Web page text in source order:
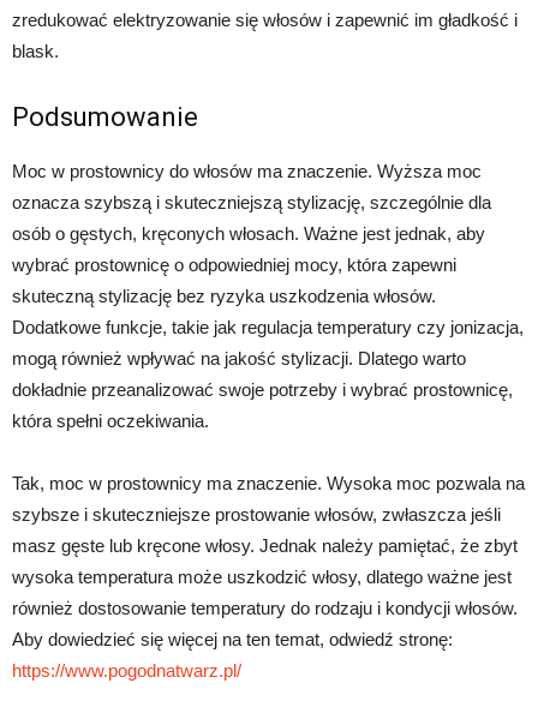
zredukować elektryzowanie się włosów i zapewnić im gładkość i
blask.
Podsumowanie
Moc w prostownicy do włosów ma znaczenie. Wyższa moc
oznacza szybszą i skuteczniejszą stylizację, szczególnie dla
osób o gęstych, kręconych włosach. Ważne jest jednak, aby
wybrać prostownicę o odpowiedniej mocy, która zapewni
skuteczną stylizację bez ryzyka uszkodzenia włosów.
Dodatkowe funkcje, takie jak regulacja temperatury czy jonizacja,
mogą również wpływać na jakość stylizacji. Dlatego warto
dokładnie przeanalizować swoje potrzeby i wybrać prostownicę,
która spełni oczekiwania.
Tak, moc w prostownicy ma znaczenie. Wysoka moc pozwala na
szybsze i skuteczniejsze prostowanie włosów, zwłaszcza jeśli
masz gęste lub kręcone włosy. Jednak należy pamiętać, że zbyt
wysoka temperatura może uszkodzić włosy, dlatego ważne jest
również dostosowanie temperatury do rodzaju i kondycji włosów.
Aby dowiedzieć się więcej na ten temat, odwiedź stronę:
https://www.pogodnatwarz.pl/